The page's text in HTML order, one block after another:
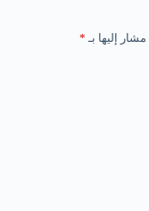
مشار إليها بـ *